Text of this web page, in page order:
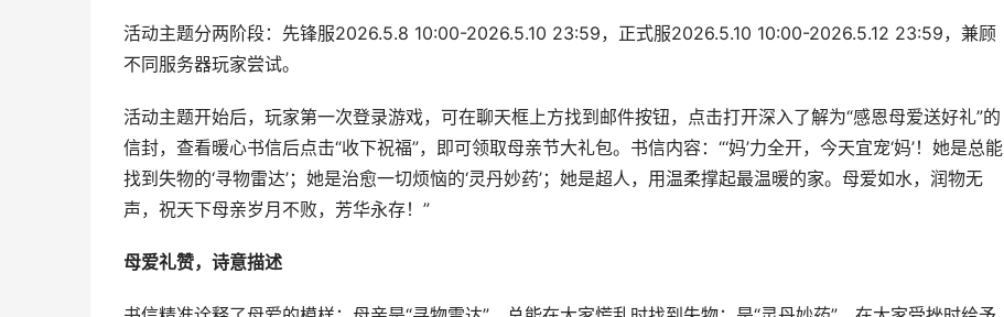
活动主题分两阶段：先锋服2026.5.8 10:00-2026.5.10 23:59，正式服2026.5.10 10:00-2026.5.12 23:59，兼顾
不同服务器玩家尝试。
活动主题开始后，玩家第一次登录游戏，可在聊天框上方找到邮件按钮，点击打开深入了解为“感恩母爱送好礼”的
信封，查看暖心书信后点击“收下祝福”，即可领取母亲节大礼包。书信内容：“‘妈’力全开，今天宜宠‘妈’！她是总能
找到失物的‘寻物雷达’；她是治愈一切烦恼的‘灵丹妙药’；她是超人，用温柔撑起最温暖的家。母爱如水，润物无
声，祝天下母亲岁月不败，芳华永存！”
母爱礼赞，诗意描述